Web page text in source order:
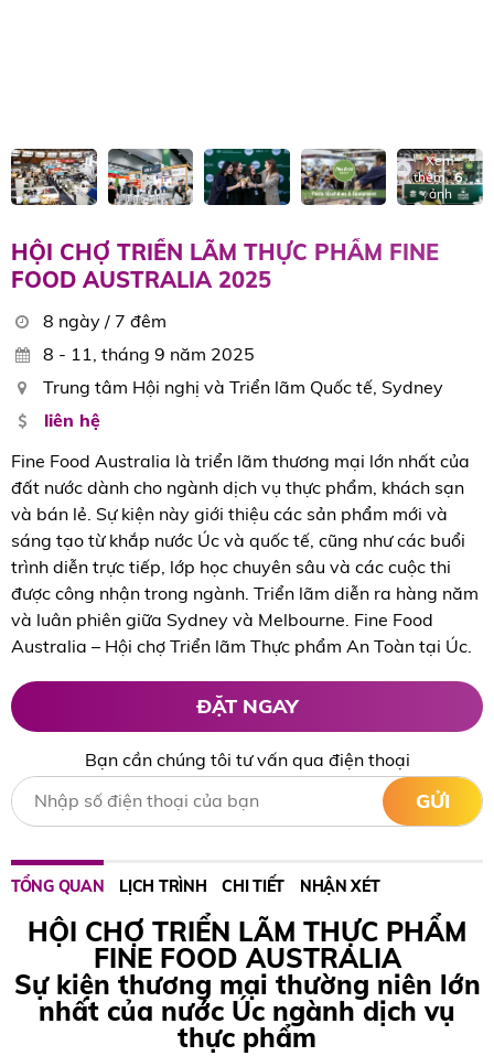
Xem
thêm 6
ảnh
HỘI CHỢ TRIỂN LÃM THỰC PHẨM FINE
FOOD AUSTRALIA 2025
8 ngày / 7 đêm
8 - 11, tháng 9 năm 2025
Trung tâm Hội nghị và Triển lãm Quốc tế, Sydney
liên hệ
Fine Food Australia là triển lãm thương mại lớn nhất của
đất nước dành cho ngành dịch vụ thực phẩm, khách sạn
và bán lẻ. Sự kiện này giới thiệu các sản phẩm mới và
sáng tạo từ khắp nước Úc và quốc tế, cũng như các buổi
trình diễn trực tiếp, lớp học chuyên sâu và các cuộc thi
được công nhận trong ngành. Triển lãm diễn ra hàng năm
và luân phiên giữa Sydney và Melbourne. Fine Food
Australia – Hội chợ Triển lãm Thực phẩm An Toàn tại Úc.
ĐẶT NGAY
Bạn cần chúng tôi tư vấn qua điện thoại
GỬI
TỔNG QUAN LỊCH TRÌNH CHI TIẾT NHẬN XÉT
HỘI CHỢ TRIỂN LÃM THỰC PHẨM
FINE FOOD AUSTRALIA
Sự kiện thương mại thường niên lớn
nhất của nước Úc ngành dịch vụ
thực phẩm